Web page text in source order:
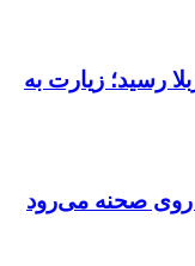
رسید؛ زیارت به
روی صحنه می‌رود